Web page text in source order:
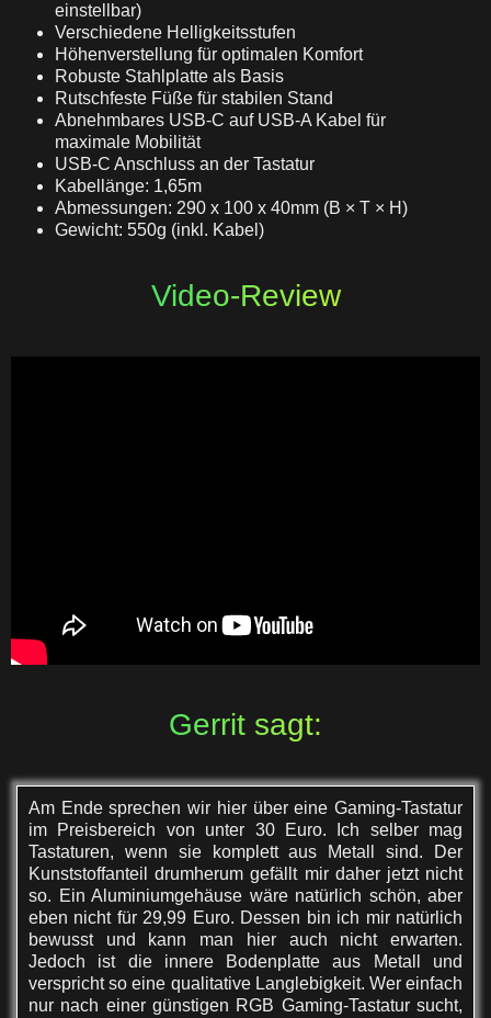
einstellbar)
Verschiedene Helligkeitsstufen
Höhenverstellung für optimalen Komfort
Robuste Stahlplatte als Basis
Rutschfeste Füße für stabilen Stand
Abnehmbares USB-C auf USB-A Kabel für
maximale Mobilität
USB-C Anschluss an der Tastatur
Kabellänge: 1,65m
Abmessungen: 290 x 100 x 40mm (B × T × H)
Gewicht: 550g (inkl. Kabel)
Video-Review
Gerrit sagt:
Am Ende sprechen wir hier über eine Gaming-Tastatur
im Preisbereich von unter 30 Euro. Ich selber mag
Tastaturen, wenn sie komplett aus Metall sind. Der
Kunststoffanteil drumherum gefä llt mir daher jetzt nicht
so. Ein Aluminiumgehäuse wäre natürlich schön, aber
eben nicht für 29,99 Euro. Dessen bin ich mir natürlich
bewusst und kann man hier auch nicht erwarten.
Jedoch ist die innere Bodenplatte aus Metall und
verspricht so eine qualitative Langlebigkeit. Wer einfach
nur nach einer günstigen RGB Gaming-Tastatur sucht,